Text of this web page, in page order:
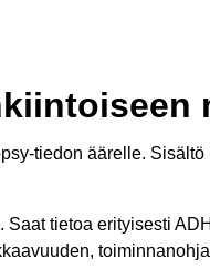
tiedon äärelle.
tietoa erityisesti